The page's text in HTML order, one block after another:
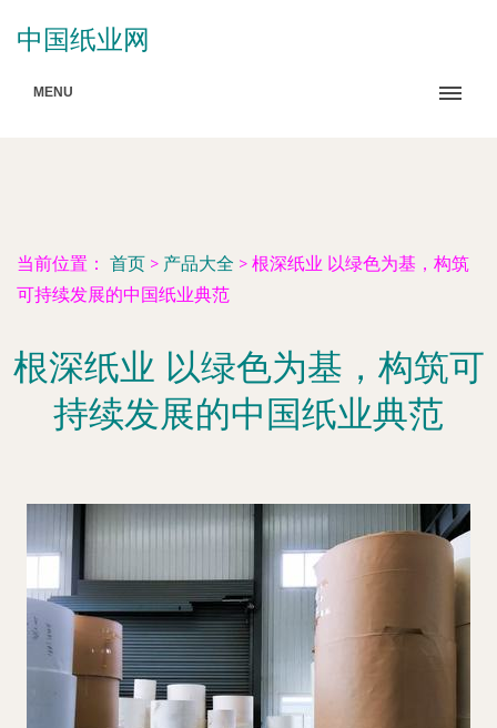
中国纸业网
MENU
当前位置： 首页 > 产品大全 > 根深纸业 以绿色为基，构筑
可持续发展的中国纸业典范
根深纸业 以绿色为基，构筑可
持续发展的中国纸业典范